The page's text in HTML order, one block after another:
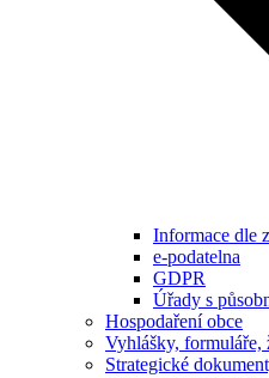
Informace dle
e-podatelna
GDPR
Úřady s
Hospodaření obce
Vyhlášky, formuláře,
Strategické